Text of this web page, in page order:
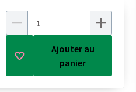
Ajouter au
panier